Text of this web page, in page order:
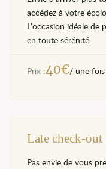
accédez à votre
L’occasion idéale
en toute sérénité.
Prix :40€/ une
Late check-out
Pas envie de vous